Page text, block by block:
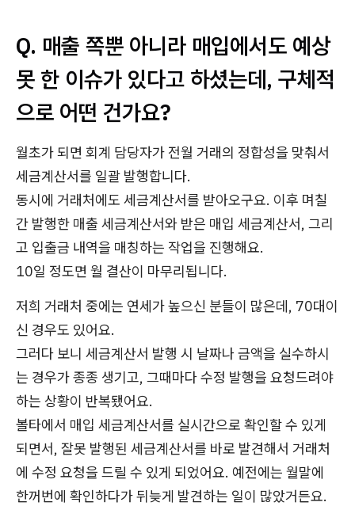
Q. 매출 쪽뿐 아니라 매입에서도 예상
못 한 이슈가 있다고 하셨는데, 구체적
으로 어떤 건가요?
월초가 되면 회계 담당자가 전월 거래의 정합성을 맞춰서
세금계산서를 일괄 발행합니다.
동시에 거래처에도 세금계산서를 받아오구요. 이후 며칠
간 발행한 매출 세금계산서와 받은 매입 세금계산서, 그리
고 입출금 내역을 매칭하는 작업을 진행해요.
10일 정도면 월 결산이 마무리됩니다.
저희 거래처 중에는 연세가 높으신 분들이 많은데, 70대이
신 경우도 있어요.
그러다 보니 세금계산서 발행 시 날짜나 금액을 실수하시
는 경우가 종종 생기고, 그때마다 수정 발행을 요청드려야
하는 상황이 반복됐어요.
볼타에서 매입 세금계산서를 실시간으로 확인할 수 있게
되면서, 잘못 발행된 세금계산서를 바로 발견해서 거래처
에 수정 요청을 드릴 수 있게 되었어요. 예전에는 월말에
한꺼번에 확인하다가 뒤늦게 발견하는 일이 많았거든요.